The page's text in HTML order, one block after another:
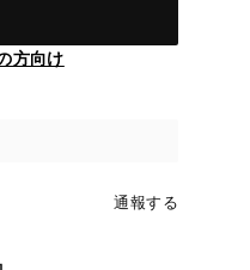
方向け
通報する